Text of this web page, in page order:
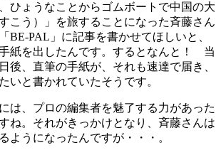
ひょうなことからゴムボートで中国の大
こう）」を旅することになった斉藤さん
BE-PAL」に記事を書かせてほしいと、
紙を出したんです。するとなんと！ 当
後、直筆の手紙が、それも速達で届き、
いと書かれていたそうです。
は、プロの編集者を魅了する力があった
ね。それがきっかけとなり、斉藤さんは
ようになったんですが・・・。